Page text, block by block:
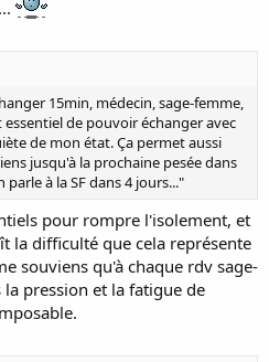
15min, médecin, sage-femme,
de pouvoir échanger avec
de mon état. Ça permet aussi
jusqu'à la prochaine pesée dans
à la SF dans 4 jours..."
pour rompre l'isolement, et
la difficulté que cela représente
souviens qu'à chaque rdv sage-
pression et la fatigue de